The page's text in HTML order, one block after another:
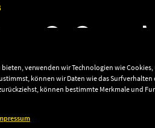
bieten, verwenden wir Technologien wie
können wir Daten wie das
können bestimmte Merkmale und